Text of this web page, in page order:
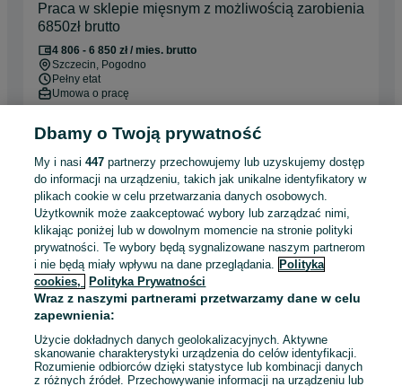
Praca w sklepie mięsnym z możliwością zarobienia
6850zł brutto
4 806 - 6 850 zł / mies. brutto
Szczecin, Pogodno
Pełny etat
Umowa o pracę
Dyspozycyjność: Praca zmianowa
Miejsce pracy: W siedzibie firmy
Odświeżono dnia 23 lipca 2026
Mazda - Doradca serwisowy (k/m) - lok.
Słoneczne, Szczecin
Szczecin, Słoneczne
Pełny etat
Umowa o pracę
Doświadczenie nie jest wymagane
Dbamy o Twoją prywatność
My i nasi447 partnerzy przechowujemy lub uzyskujemy dostęp
do informacji na urządzeniu, takich jak unikalne identyfikatory w
plikach cookie w celu przetwarzania danych osobowych.
Użytkownik może zaakceptować wybory lub zarządzać nimi,
klikając poniżej lub w dowolnym momencie na stronie polityki
prywatności. Te wybory będą sygnalizowane naszym partnerom
i nie będą miały wpływu na dane przeglądania. Polityka
cookies,
Polityka Prywatności
Wraz z naszymi partnerami przetwarzamy dane w celu
zapewnienia:
Użycie dokładnych danych geolokalizacyjnych. Aktywne
skanowanie charakterystyki urządzenia do celów identyfikacji.
Rozumienie odbiorców dzięki statystyce lub kombinacji danych
z różnych źródeł. Przechowywanie informacji na urządzeniu lub